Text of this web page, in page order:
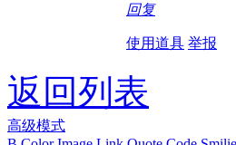
回复
使用道具 举报
返回列表
高级模式